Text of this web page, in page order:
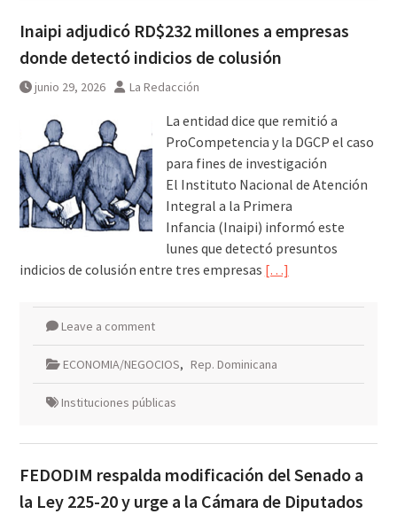
Inaipi adjudicó RD$232 millones a empresas
donde detectó indicios de colusión
junio 29, 2026 La Redacción
La entidad dice que remitió a
ProCompetencia y la DGCP el caso
para fines de investigación
El Instituto Nacional de Atención
Integral a la Primera
Infancia (Inaipi) informó este
lunes que detectó presuntos
indicios de colusión entre tres empresas […]
Leave a comment
ECONOMIA/NEGOCIOS, Rep. Dominicana
Instituciones públicas
FEDODIM respalda modificación del Senado a
la Ley 225-20 y urge a la Cámara de Diputados